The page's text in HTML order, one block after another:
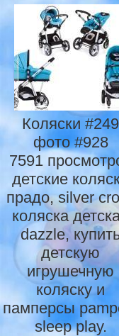
Коляски #249
фото #928
7591
детские
прадо, silver
коляска
dazzle,
детскую
игрушечную
коляску и
памперсы
sleep play.